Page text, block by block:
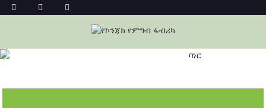
ደረቅ ኮንጃክ ሩዝ በጅምላ